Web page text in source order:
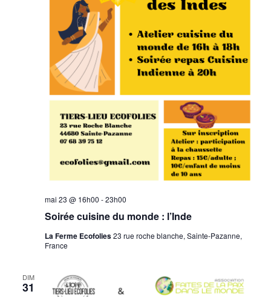
Soirée cuisine du monde : l’Inde
mai 23 @ 16h00 -23h00
La Ferme Ecofolies23 rue roche blanche, Sainte-Pazanne,
France
DIM
31